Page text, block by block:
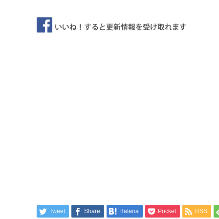
Tweet Share Hatena Pocket RSS